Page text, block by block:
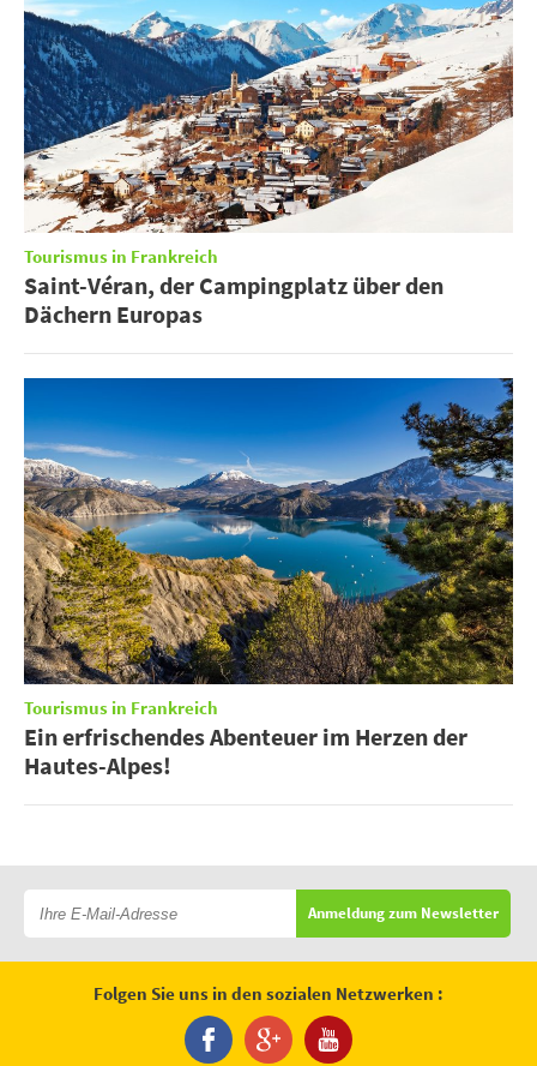
Tourismus in Frankreich
Saint-Véran, der Campingplatz über den
Dächern Europas
Tourismus in Frankreich
Ein erfrischendes Abenteuer im Herzen der
Hautes-Alpes!
Anmeldung zum Newsletter
Folgen Sie uns in den sozialen Netzwerken :